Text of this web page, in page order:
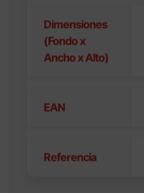
Dimensiones
(Fondo x
Ancho x Alto)
EAN
Referencia